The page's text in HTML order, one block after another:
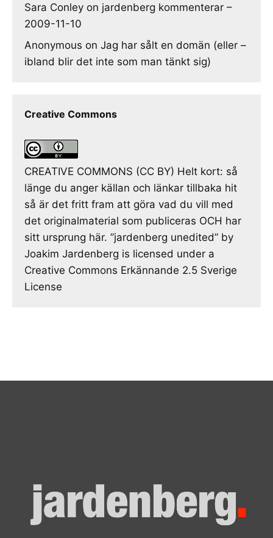
Sara Conley on jardenberg kommenterar –
2009-11-10
Anonymous on Jag har sålt en domän (eller –
ibland blir det inte som man tänkt sig)
Creative Commons
CREATIVE COMMONS (CC BY) Helt kort: så
länge du anger källan och länkar tillbaka hit
så är det fritt fram att göra vad du vill med
det originalmaterial som publiceras OCH har
sitt ursprung här. ”jardenberg unedited” by
Joakim Jardenberg is licensed under a
Creative Commons Erkännande 2.5 Sverige
License